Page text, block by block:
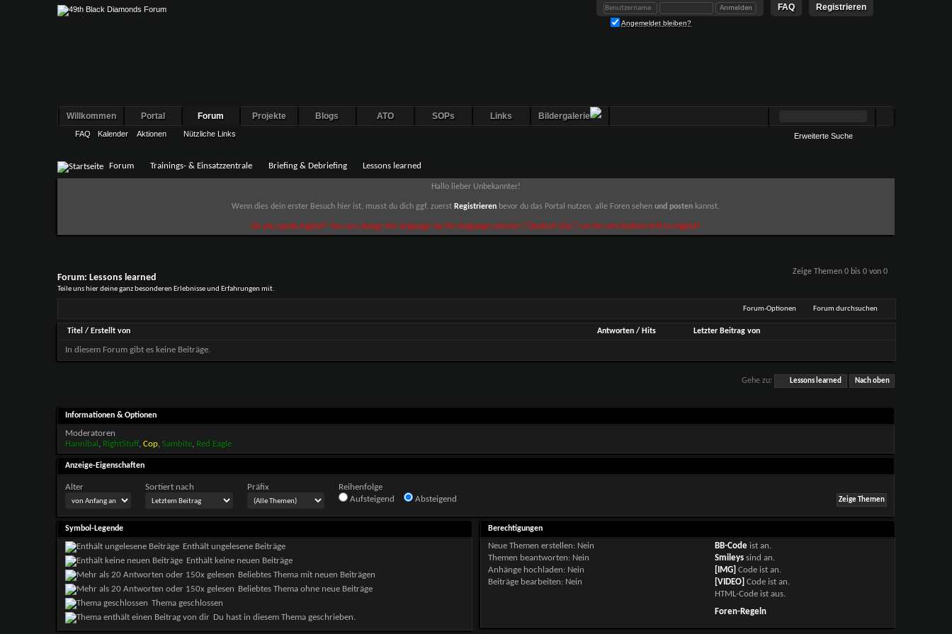
Registrieren
FAQ
Angemeldet bleiben?
Willkommen Portal Forum
FAQ Kalender Aktionen Nützliche Links
Projekte Blogs ATO SOPs Links Bildergalerie
Erweiterte Suche
Forum Trainings- & Einsatzzentrale Briefing & Debriefing Lessons learned
Hallo lieber Unbekannter!
Wenn dies dein erster Besuch hier ist, musst du dich ggf. zuerst Registrieren bevor du das Portal nutzen, alle Foren sehenund posten kannst.
Do you speak english? You can change the language via the language selector ("Deutsch (Du)") on the very bottom-left to english!
Zeige Themen 0 bis 0 von 0
Forum: Lessons learned
Teile uns hier deine ganz besonderen Erlebnisse und Erfahrungen mit.
Forum-Optionen Forum durchsuchen
Titel / Erstellt von Antworten / Hits Letzter Beitrag von
In diesem Forum gibt es keine Beiträge.
Gehe zu: Lessons learned Nach oben
Informationen & Optionen
Moderatoren
Hannibal , RightStuff, Cop, Sambite, Red Eagle
Anzeige-Eigenschaften
Alter Sortiert nach Präfix
Reihenfolge
Aufsteigend
Absteigend
Symbol-Legende
Enthält ungelesene Beiträge
Enthält keine neuen Beiträge
Beliebtes Thema mit neuen Beiträgen
Beliebtes Thema ohne neue Beiträge
Thema geschlossen
Du hast in diesem Thema geschrieben.
Berechtigungen
Neue Themen erstellen: Nein
Themen beantworten: Nein
Anhänge hochladen: Nein
Beiträge bearbeiten: Nein
BB-Code ist an.
Smileys sind an.
[IMG] Code ist an.
[VIDEO] Code ist an.
HTML-Code ist aus.
Foren-Regeln